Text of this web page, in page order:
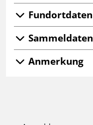
Fundortdaten
Sammeldaten
Anmerkung